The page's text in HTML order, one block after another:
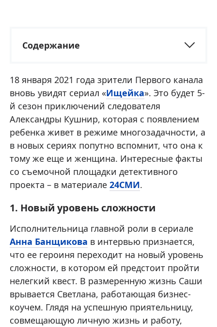
Содержание
18 января 2021 года зрители Первого канала
вновь увидят сериал «Ищейка». Это будет 5-
й сезон приключений следователя
Александры Кушнир, которая с появлением
ребенка живет в режиме многозадачности, а
в новых сериях попутно вспомнит, что она к
тому же еще и женщина. Интересные факты
со съемочной площадки детективного
проекта – в материале 24СМИ.
1. Новый уровень сложности
Исполнительница главной роли в сериале
Анна Банщикова в интервью признается,
что ее героиня переходит на новый уровень
сложности, в котором ей предстоит пройти
нелегкий квест. В размеренную жизнь Саши
врывается Светлана, работающая бизнес-
коучем. Глядя на успешную приятельницу,
совмещающую личную жизнь и работу,